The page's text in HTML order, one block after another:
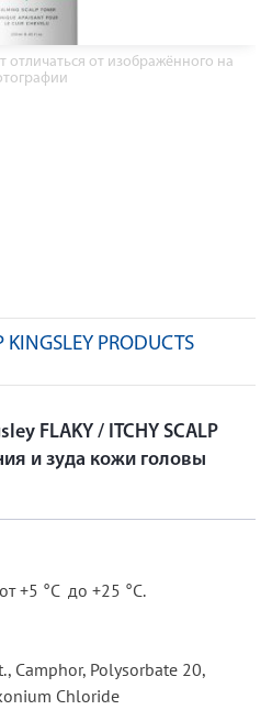
от изображённого на
KINGSLEY PRODUCTS
FLAKY / ITCHY SCALP
и зуда кожи головы
+5 °C до +25 °C.
Camphor, Polysorbate 20,
Chloride